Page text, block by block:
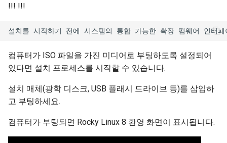
!!! !!!
컴퓨터가 ISO 파일을 가진 미디어로 부팅하도록 설정되어
있다면 설치 프로세스를 시작할 수 있습니다.
설치 매체(광학 디스크, USB 플래시 드라이브 등)를 삽입하
고 부팅하세요.
컴퓨터가 부팅되면 Rocky Linux 8 환영 화면이 표시됩니다.